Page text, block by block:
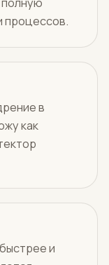
процессов.
в
как
и